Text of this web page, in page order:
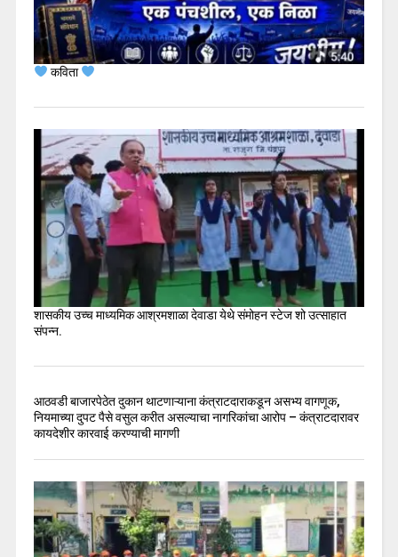
कविता
शासकीय उच्च माध्यमिक आश्रमशाळा देवाडा येथे संमोहन स्टेज शो उत्साहात
संपन्न.
आठवडी बाजारपेठेत दुकान थाटणाऱ्याना कंत्राटदाराकडून असभ्य वागणूक,
नियमाच्या दुपट पैसे वसुल करीत असल्याचा नागरिकांचा आरोप – कंत्राटदारावर
कायदेशीर कारवाई करण्याची मागणी